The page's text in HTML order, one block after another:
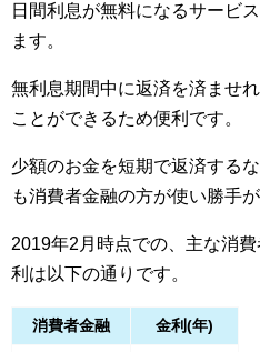
日間利息が無料になるサービ
ます。
無利息期間中に返済を済ませ
ことができるため便利です。
少額のお金を短期で返済する
も消費者金融の方が使い勝手
2019年2月時点での、主な消
利は以下の通りです。
消費者金融 金利(年)